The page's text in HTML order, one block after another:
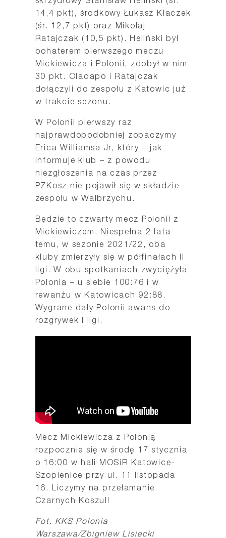
skrzydłowy Stanisław Heliński (śr.
14,4 pkt), środkowy Łukasz Kłaczek
(śr. 12,7 pkt) oraz Mikołaj
Ratajczak (10,5 pkt). Heliński był
bohaterem pierwszego meczu
Mickiewicza i Polonii, zdobył w nim
30 pkt. Oladapo i Ratajczak
dołączyli do zespołu z Katowic już
w trakcie sezonu.
W Polonii pierwszy raz
najprawdopodobniej zobaczymy
Erica Williamsa Jr, który – jak
informuje klub – z powodu
niezgłoszenia na czas przez
PZKosz nie pojawił się w składzie
zespołu w Wałbrzychu.
Będzie to czwarty mecz Polonii z
Mickiewiczem. Niespełna 2 lata
temu, w sezonie 2021/22, oba
kluby zmierzyły się w półfinałach II
ligi. W obu spotkaniach zwyciężyła
Polonia – u siebie 100:76 i w
rewanżu w Katowicach 92:88.
Wygrane dały Polonii awans do
rozgrywek I ligi.
Mecz Mickiewicza z Polonią
rozpocznie się w środę 17 stycznia
o 16:00 w hali MOSiR Katowice-
Szopienice przy ul. 11 listopada
16. Liczymy na przełamanie
Czarnych Koszul!
Fot. KKS Polonia
Warszawa/Zbigniew Lisiecki